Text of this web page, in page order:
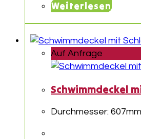
Weiterlesen
Auf Anfrage
Schwimmdeckel
Durchmesser: